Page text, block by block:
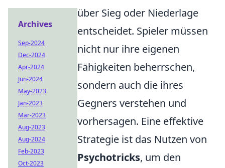
über Sieg oder Niederlage
entscheidet. Spieler müssen
nicht nur ihre eigenen
Fähigkeiten beherrschen,
sondern auch die ihres
Gegners verstehen und
vorhersagen. Eine effektive
Strategie ist das Nutzen von
Psychotricks, um den
Archives
Sep-2024
Dec-2024
Apr-2024
Jun-2024
May-2023
Jan-2023
Mar-2023
Aug-2023
Aug-2024
Feb-2023
Oct-2023